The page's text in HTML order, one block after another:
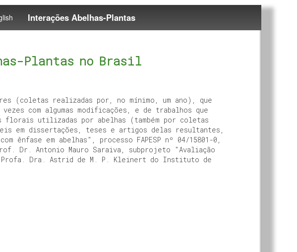
Interações Abelhas-Plantas
Plantas no Brasil
(coletas realizadas por, no mínimo, um ano), que
com algumas modificações, e de trabalhos que
utilizadas por abelhas (também por coletas
em dissertações, teses e artigos delas resultantes,
em abelhas", processo FAPESP nº 04/15801-0,
Dr. Antonio Mauro Saraiva, subprojeto "Avaliação
Profa. Dra. Astrid de M. P. Kleinert do Instituto de